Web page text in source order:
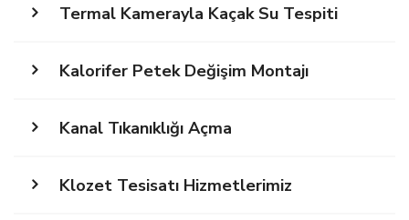
Termal Kamerayla Kaçak Su Tespiti
Kalorifer Petek Değişim Montajı
Kanal Tıkanıklığı Açma
Klozet Tesisatı Hizmetlerimiz